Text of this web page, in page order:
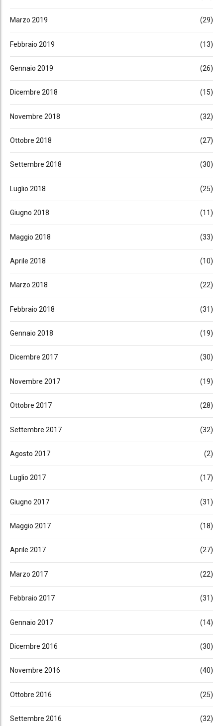
Marzo 2019 (29)
Febbraio 2019 (13)
Gennaio 2019 (26)
Dicembre 2018 (15)
Novembre 2018 (32)
Ottobre 2018 (27)
Settembre 2018 (30)
Luglio 2018 (25)
Giugno 2018 (11)
Maggio 2018 (33)
Aprile 2018 (10)
Marzo 2018 (22)
Febbraio 2018 (31)
Gennaio 2018 (19)
Dicembre 2017 (30)
Novembre 2017 (19)
Ottobre 2017 (28)
Settembre 2017 (32)
Agosto 2017 (2)
Luglio 2017 (17)
Giugno 2017 (31)
Maggio 2017 (18)
Aprile 2017 (27)
Marzo 2017 (22)
Febbraio 2017 (31)
Gennaio 2017 (14)
Dicembre 2016 (30)
Novembre 2016 (40)
Ottobre 2016 (25)
Settembre 2016 (32)